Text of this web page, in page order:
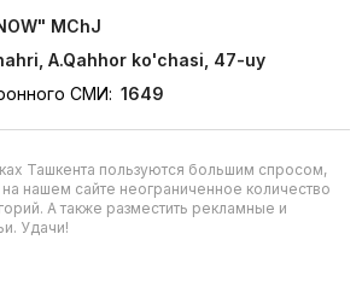
MChJ
A.Qahhor ko'chasi, 47-uy
СМИ: 1649
Ташкента пользуются большим спросом,
нашем сайте неограниченное количество
А также разместить рекламные и
Удачи!